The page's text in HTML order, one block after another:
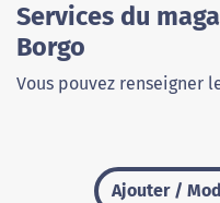
Services du
Borgo
Vous pouvez renseigner
Ajouter /